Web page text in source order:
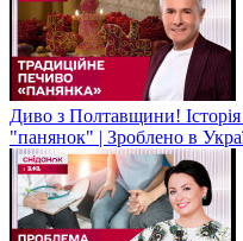
Диво з Полтавщини!
"панянок" | Зроблено в